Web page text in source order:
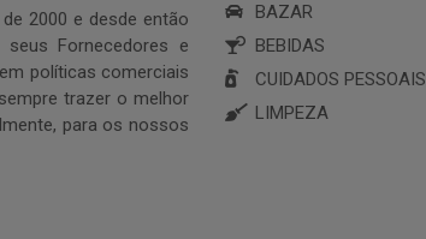
2000 e desde então
Fornecedores e
políticas comerciais
trazer o melhor
para os nossos
BAZAR
BEBIDAS
CUIDADOS PESSOAIS
LIMPEZA